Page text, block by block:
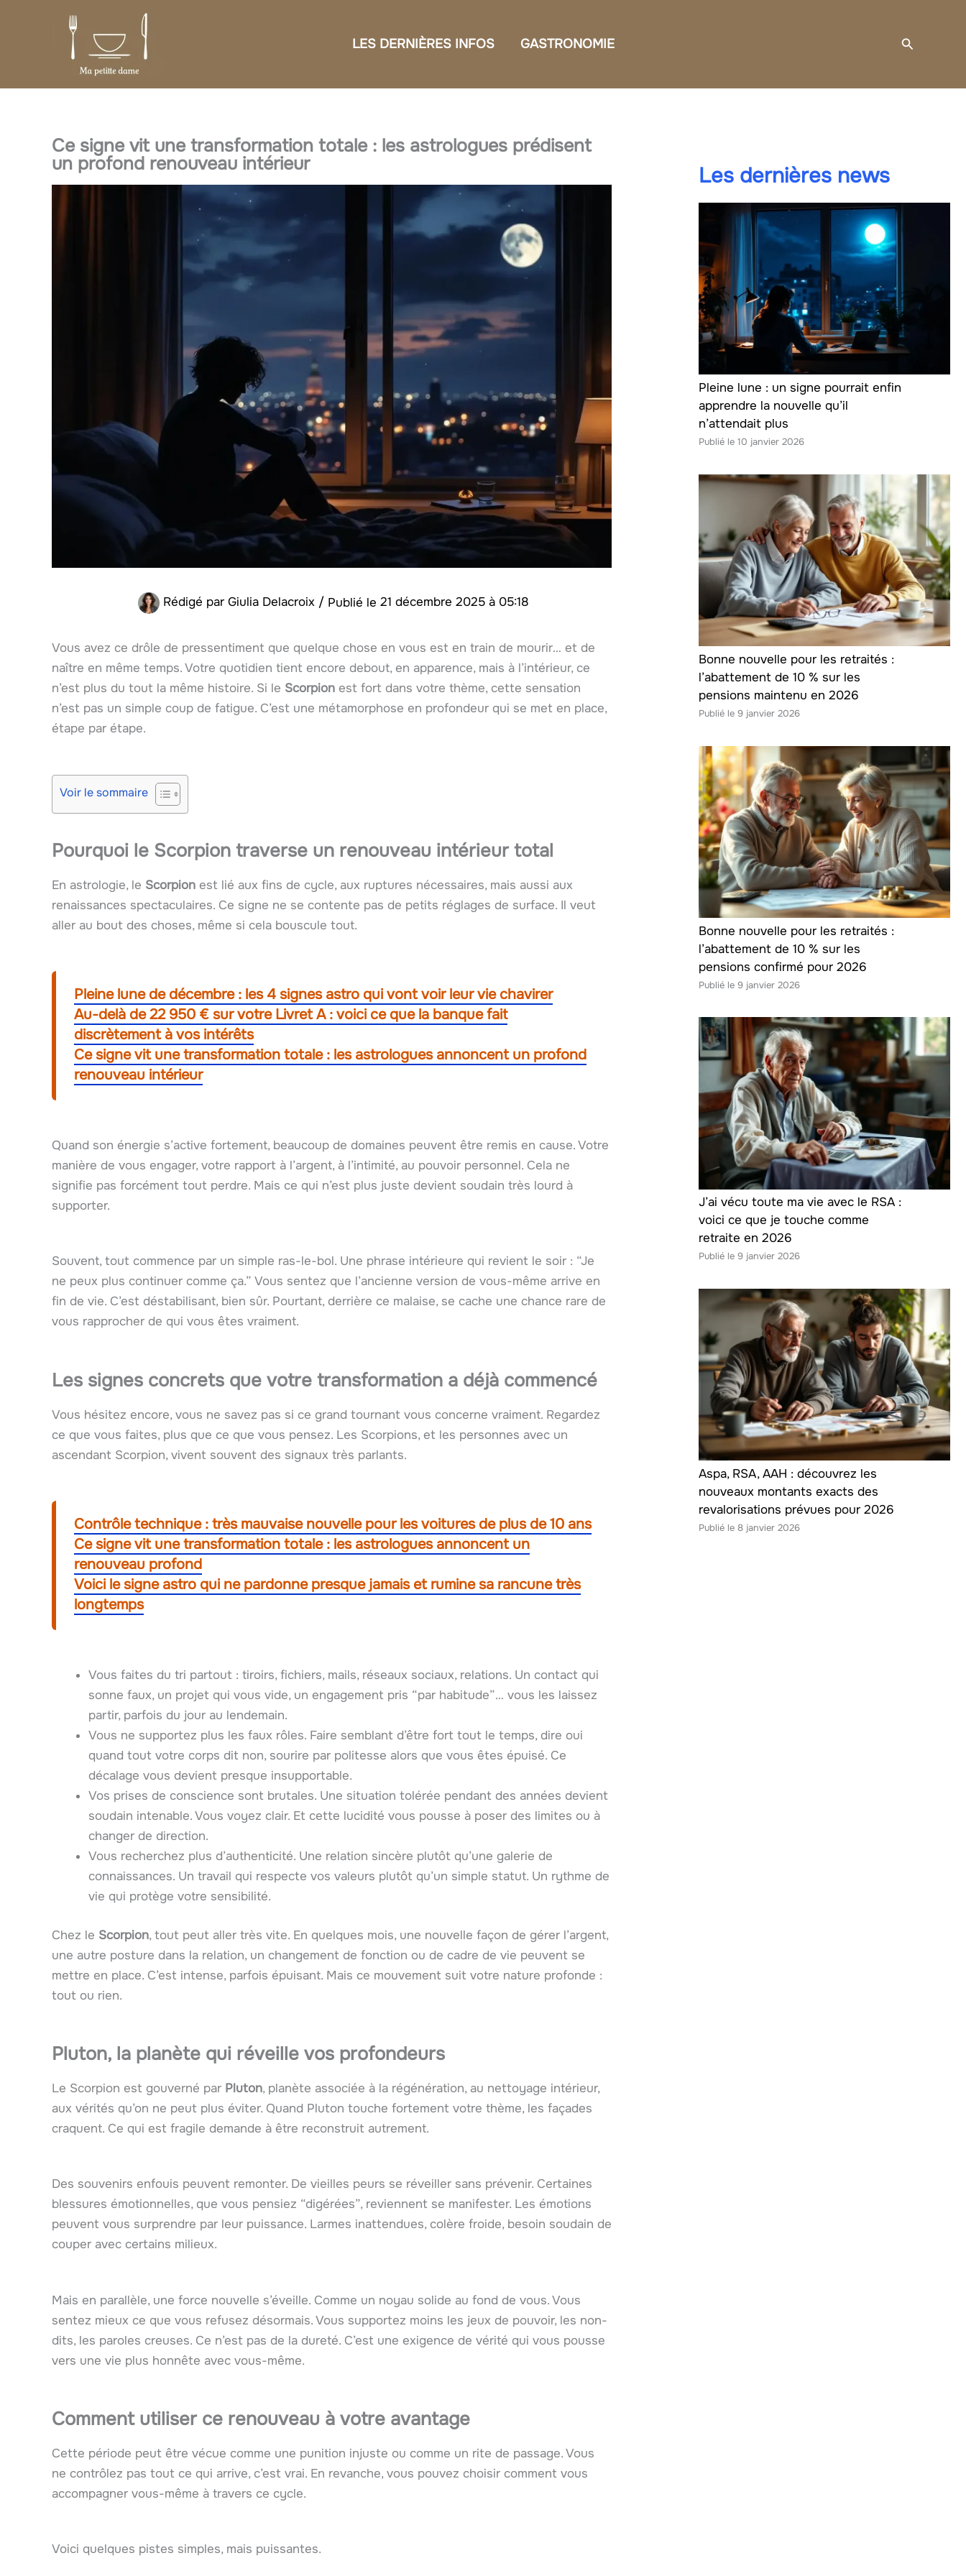
LES DERNIÈRES INFOS GASTRONOMIE
Ce signe vit une transformation totale : les astrologues prédisent
un profond renouveau intérieur
Rédigé par Giulia Delacroix / 21 décembre 2025 à 05:18
Vous avez ce drôle de pressentiment que quelque chose en vous est en train de mourir… et de
naître en même temps. Votre quotidien tient encore debout, en apparence, mais à l’intérieur, ce
n’est plus du tout la même histoire. Si le Scorpion est fort dans votre thème, cette sensation
n’est pas un simple coup de fatigue. C’est une métamorphose en profondeur qui se met en place,
étape par étape.
Voir le sommaire
Pourquoi le Scorpion traverse un renouveau intérieur total
En astrologie, le Scorpion est lié aux fins de cycle, aux ruptures nécessaires, mais aussi aux
renaissances spectaculaires. Ce signe ne se contente pas de petits réglages de surface. Il veut
aller au bout des choses, même si cela bouscule tout.
Pleine lune de décembre : les 4 signes astro qui vont voir leur vie chavirer
Au-delà de 22 950 € sur votre Livret A : voici ce que la banque fait
discrètement à vos intérêts
Ce signe vit une transformation totale : les astrologues annoncent un profond
renouveau intérieur
Quand son énergie s’active fortement, beaucoup de domaines peuvent être remis en cause. Votre
manière de vous engager, votre rapport à l’argent, à l’intimité, au pouvoir personnel. Cela ne
signifie pas forcément tout perdre. Mais ce qui n’est plus juste devient soudain très lourd à
supporter.
Souvent, tout commence par un simple ras-le-bol. Une phrase intérieure qui revient le soir : “Je
ne peux plus continuer comme ça.” Vous sentez que l’ancienne version de vous-même arrive en
fin de vie. C’est déstabilisant, bien sûr. Pourtant, derrière ce malaise, se cache une chance rare de
vous rapprocher de qui vous êtes vraiment.
Les signes concrets que votre transformation a déjà commencé
Vous hésitez encore, vous ne savez pas si ce grand tournant vous concerne vraiment. Regardez
ce que vous faites, plus que ce que vous pensez. Les Scorpions, et les personnes avec un
ascendant Scorpion, vivent souvent des signaux très parlants.
Contrôle technique : très mauvaise nouvelle pour les voitures de plus de 10 ans
Ce signe vit une transformation totale : les astrologues annoncent un
renouveau profond
Voici le signe astro qui ne pardonne presque jamais et rumine sa rancune très
longtemps
Vous faites du tri partout : tiroirs, fichiers, mails, réseaux sociaux, relations. Un contact qui
sonne faux, un projet qui vous vide, un engagement pris “par habitude”… vous les laissez
partir, parfois du jour au lendemain.
Vous ne supportez plus les faux rôles. Faire semblant d’être fort tout le temps, dire oui
quand tout votre corps dit non, sourire par politesse alors que vous êtes épuisé. Ce
décalage vous devient presque insupportable.
Vos prises de conscience sont brutales. Une situation tolérée pendant des années devient
soudain intenable. Vous voyez clair. Et cette lucidité vous pousse à poser des limites ou à
changer de direction.
Vous recherchez plus d’authenticité. Une relation sincère plutôt qu’une galerie de
connaissances. Un travail qui respecte vos valeurs plutôt qu’un simple statut. Un rythme de
vie qui protège votre sensibilité.
Chez le Scorpion, tout peut aller très vite. En quelques mois, une nouvelle façon de gérer l’argent,
une autre posture dans la relation, un changement de fonction ou de cadre de vie peuvent se
mettre en place. C’est intense, parfois épuisant. Mais ce mouvement suit votre nature profonde :
tout ou rien.
Pluton, la planète qui réveille vos profondeurs
Le Scorpion est gouverné par Pluton, planète associée à la régénération, au nettoyage intérieur,
aux vérités qu’on ne peut plus éviter. Quand Pluton touche fortement votre thème, les façades
craquent. Ce qui est fragile demande à être reconstruit autrement.
Des souvenirs enfouis peuvent remonter. De vieilles peurs se réveiller sans prévenir. Certaines
blessures émotionnelles, que vous pensiez “digérées”, reviennent se manifester. Les émotions
peuvent vous surprendre par leur puissance. Larmes inattendues, colère froide, besoin soudain de
couper avec certains milieux.
Mais en parallèle, une force nouvelle s’éveille. Comme un noyau solide au fond de vous. Vous
sentez mieux ce que vous refusez désormais. Vous supportez moins les jeux de pouvoir, les non-
dits, les paroles creuses. Ce n’est pas de la dureté. C’est une exigence de vérité qui vous pousse
vers une vie plus honnête avec vous-même.
Comment utiliser ce renouveau à votre avantage
Cette période peut être vécue comme une punition injuste ou comme un rite de passage. Vous
ne contrôlez pas tout ce qui arrive, c’est vrai. En revanche, vous pouvez choisir comment vous
accompagner vous-même à travers ce cycle.
Voici quelques pistes simples, mais puissantes.
Les dernières news
Pleine lune : un signe pourrait enfin
apprendre la nouvelle qu’il
n’attendait plus
10 janvier 2026
Bonne nouvelle pour les retraités :
l’abattement de 10 % sur les
pensions maintenu en 2026
9 janvier 2026
Bonne nouvelle pour les retraités :
l’abattement de 10 % sur les
pensions confirmé pour 2026
9 janvier 2026
J’ai vécu toute ma vie avec le RSA :
voici ce que je touche comme
retraite en 2026
9 janvier 2026
Aspa, RSA, AAH : découvrez les
nouveaux montants exacts des
revalorisations prévues pour 2026
8 janvier 2026